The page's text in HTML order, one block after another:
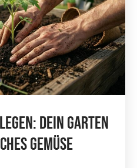
Dein Garten
Gemüse